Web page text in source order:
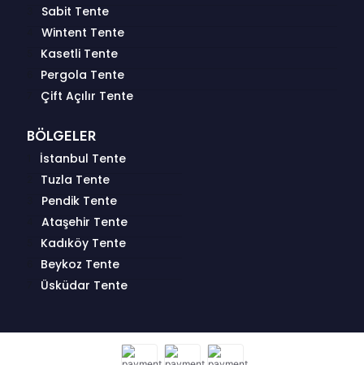
Sabit Tente
Wintent Tente
Kasetli Tente
Pergola Tente
Çift Açılır Tente
BÖLGELER
İstanbul Tente
Tuzla Tente
Pendik Tente
Ataşehir Tente
Kadıköy Tente
Beykoz Tente
Üsküdar Tente